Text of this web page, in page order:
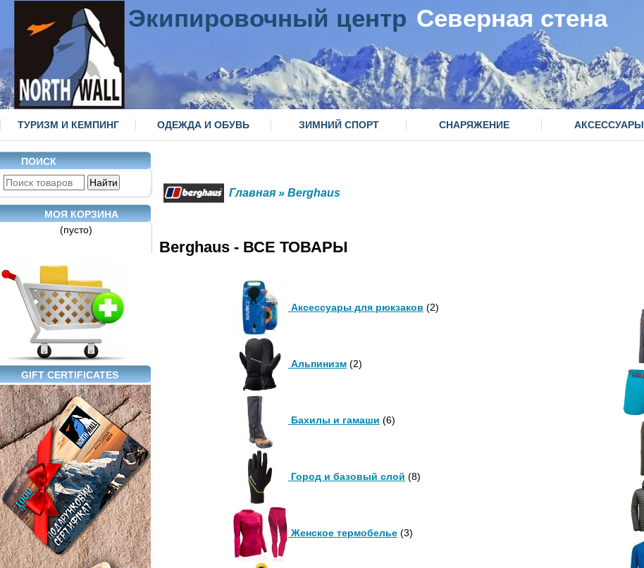
Экипировочный центр Северная стена
ТУРИЗМ И КЕМПИНГ ОДЕЖДА И ОБУВЬ ЗИМНИЙ СПОРТ СНАРЯЖЕНИЕ АКСЕССУАРЫ
ПОИСК
МОЯ КОРЗИНА
(пусто)
GIFT CERTIFICATES
Главная » Berghaus
Berghaus - ВСЕ ТОВАРЫ
Аксессуары для рюкзаков (2)
Альпинизм (2)
Бахилы и гамаши (6)
Город и базовый слой (8)
Женское термобелье (3)